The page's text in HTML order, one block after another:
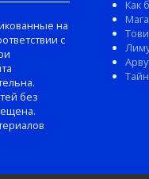
на
с
без
Как